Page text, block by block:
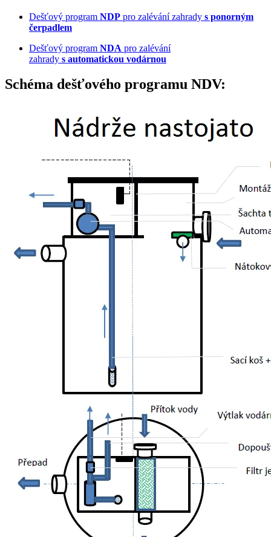
Dešťový program NDP pro zalévání zahrady s ponorným
čerpadlem
Dešťový program NDA pro zalévání
zahrady s automatickou vodárnou
Schéma dešťového programu NDV: